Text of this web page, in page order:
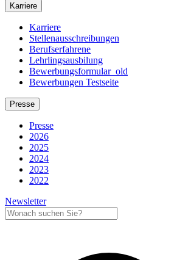
Karriere
Karriere
Stellenausschreibungen
Berufserfahrene
Lehrlingsausbilung
Bewerbungsformular_old
Bewerbungen Testseite
Presse
Presse
2026
2025
2024
2023
2022
Newsletter